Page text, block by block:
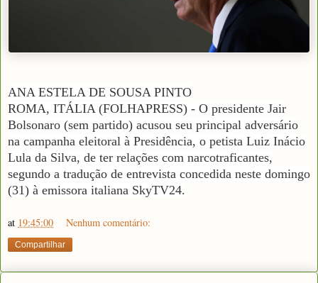
ANA ESTELA DE SOUSA PINTO
ROMA, ITÁLIA (FOLHAPRESS) - O presidente Jair
Bolsonaro (sem partido) acusou seu principal adversário
na campanha eleitoral à Presidência, o petista Luiz Inácio
Lula da Silva, de ter relações com narcotraficantes,
segundo a tradução de entrevista concedida neste domingo
(31) à emissora italiana SkyTV24.
at 19:45:00 Nenhum comentário:
Compartilhar